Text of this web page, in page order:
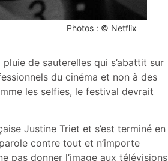
Photos : © Netflix
de sauterelles qui s’abattit sur
du cinéma et non à des
les selfies, le festival devrait
Justine Triet et s’est terminé en
contre tout et n’importe
pas donner l’image aux télévisions